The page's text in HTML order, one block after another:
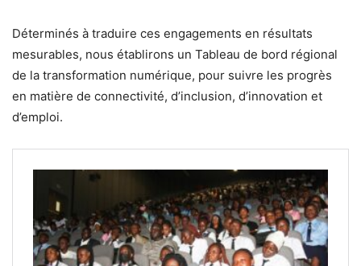
Déterminés à traduire ces engagements en résultats
mesurables, nous établirons un Tableau de bord régional
de la transformation numérique, pour suivre les progrès
en matière de connectivité, d’inclusion, d’innovation et
d’emploi.